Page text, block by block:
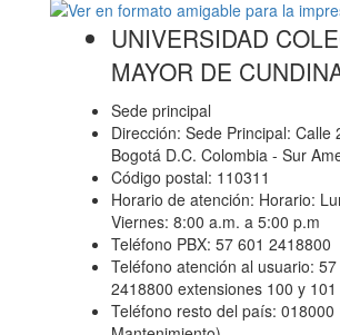
UNIVERSIDAD
MAYOR DE
Sede principal
Dirección: Sede Principal: Calle
Bogotá D.C. Colombia - Sur
Código postal: 110311
Horario de atención: Horario:
Viernes: 8:00 a.m. a 5:00 p.m
Teléfono PBX: 57 601 2418800
Teléfono atención al usuario: 57
2418800 extensiones 100 y 101
Teléfono resto del país: 018000